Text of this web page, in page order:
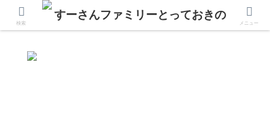
検索 メニュー